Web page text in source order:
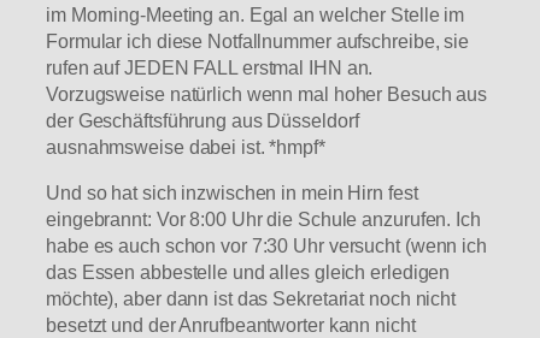
im Morning-Meeting an. Egal an welcher Stelle im
Formular ich diese Notfallnummer aufschreibe, sie
rufen auf JEDEN FALL erstmal IHN an.
Vorzugsweise natürlich wenn mal hoher Besuch aus
der Geschäftsführung aus Düsseldorf
ausnahmsweise dabei ist. *hmpf*
Und so hat sich inzwischen in mein Hirn fest
eingebrannt: Vor 8:00 Uhr die Schule anzurufen. Ich
habe es auch schon vor 7:30 Uhr versucht (wenn ich
das Essen abbestelle und alles gleich erledigen
möchte), aber dann ist das Sekretariat noch nicht
besetzt und der Anrufbeantworter kann nicht